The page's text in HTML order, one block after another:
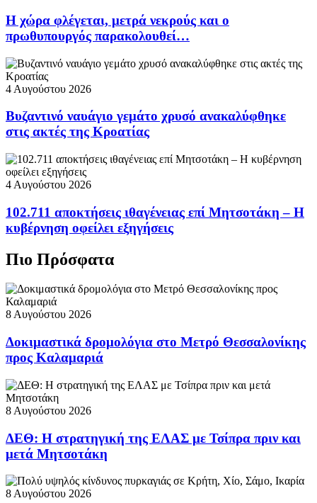
Η χώρα φλέγεται, μετρά νεκρούς και ο
πρωθυπουργός παρακολουθεί…
4 Αυγούστου 2026
Βυζαντινό ναυάγιο γεμάτο χρυσό ανακαλύφθηκε
στις ακτές της Κροατίας
4 Αυγούστου 2026
102.711 αποκτήσεις ιθαγένειας επί Μητσοτάκη – Η
κυβέρνηση οφείλει εξηγήσεις
Πιο Πρόσφατα
8 Αυγούστου 2026
Δοκιμαστικά δρομολόγια στο Μετρό Θεσσαλονίκης
προς Καλαμαριά
8 Αυγούστου 2026
ΔΕΘ: Η στρατηγική της ΕΛΑΣ με Τσίπρα πριν και
μετά Μητσοτάκη
8 Αυγούστου 2026